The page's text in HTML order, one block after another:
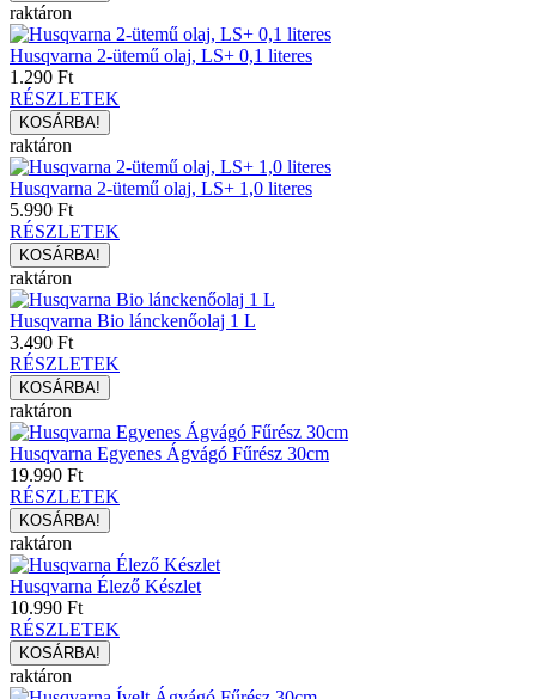
raktáron
Husqvarna 2-ütemű olaj, LS+ 0,1 literes
1.290 Ft
RÉSZLETEK
raktáron
Husqvarna 2-ütemű olaj, LS+ 1,0 literes
5.990 Ft
RÉSZLETEK
raktáron
Husqvarna Bio lánckenőolaj 1 L
3.490 Ft
RÉSZLETEK
raktáron
Husqvarna Egyenes Ágvágó Fűrész 30cm
19.990 Ft
RÉSZLETEK
raktáron
Husqvarna Élező Készlet
10.990 Ft
RÉSZLETEK
raktáron